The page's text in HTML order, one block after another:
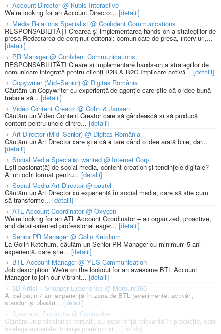
Account Director @ Kubis Interactive
We’re looking for an Account Director... [detalii]
Media Relations Specialist @ Confident Communications
RESPONSABILITĂȚI Crearea și implementarea hands-on a strategiilor de
presă Redactarea de conținut editorial: comunicate de presă, interviuri,...
[detalii]
PR Manager @ Confident Communications
RESPONSABILITĂȚI Creare și implementare hands-on a strategiilor de
comunicare integrată pentru clienți B2B & B2C Implicare activă... [detalii]
Copywriter (Mid–Senior) @ Digitas România
Căutăm un Copywriter cu experiență de agenție care știe că o idee bună
trebuie să... [detalii]
Video Content Creator @ Cohn & Jansen
Căutăm un Video Content Creator care să gândească și să producă
content pentru unele dintre... [detalii]
Art Director (Mid–Senior) @ Digitas România
Căutăm un Art Director care știe că e tare când o idee arată bine, dar...
[detalii]
Social Media Specialist wanted @ Internet Corp
Ești pasionat(ă) de social media, content creation și tendințele digitale?
Ai un ochi format pentru... [detalii]
Social Media Art Director @ pastel
Căutăm un Art Director cu experiență în social media, care să știe cum
să transforme... [detalii]
ATL Account Coordinator @ Oxygen
We’re looking for an ATL Account Coordinator – an organized, proactive,
and detail-oriented professional eager... [detalii]
Senior PR Manager @ Golin Ketchum
La Golin Ketchum, căutăm un Senior PR Manager cu minimum 5 ani
experiență, care știe... [detalii]
BTL Account Manager @ YES Communication
Job description: We're on the lookout for an awesome BTL Account
Manager to join our vibrant... [detalii]
3D Artist – Shopper Experience @ Mercury360
Ai cel puțin 7 ani experiență în zona de BTL (evenimente, activări,
standuri și plasări... [detalii]
Specialist Productie @ Godmother
Căutăm un profesionist versatil, cu experiență relevantă în producție, care
înțelege materiale, finisaje premium și... [detalii]